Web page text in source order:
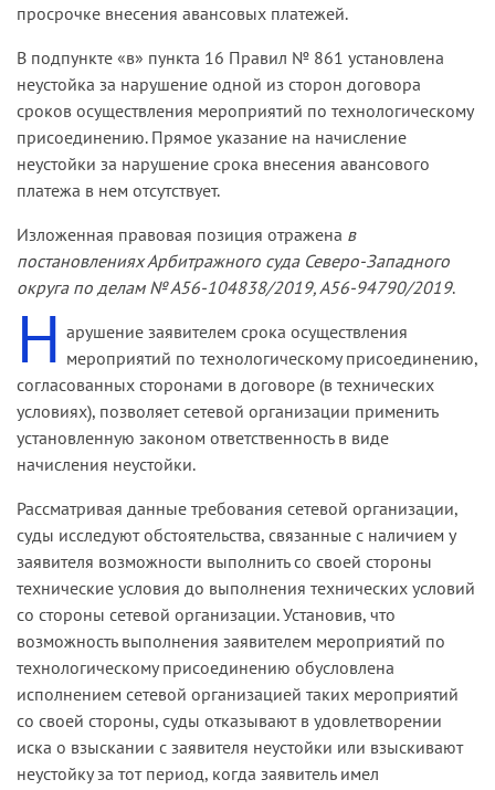
просрочке внесения авансовых платежей.
В подпункте «в» пункта 16 Правил № 861 установлена
неустойка за нарушение одной из сторон договора
сроков осуществления мероприятий по технологическому
присоединению. Прямое указание на начисление
неустойки за нарушение срока внесения авансового
платежа в нем отсутствует.
Изложенная правовая позиция отражена в
постановлениях Арбитражного суда Северо-Западного
округа по делам № А56-104838/2019, А56-94790/2019.
Н арушение заявителем срока осуществления
мероприятий по технологическому присоединению,
согласованных сторонами в договоре (в технических
условиях), позволяет сетевой организации применить
установленную законом ответственность в виде
начисления неустойки.
Рассматривая данные требования сетевой организации,
суды исследуют обстоятельства, связанные с наличием у
заявителя возможности выполнить со своей стороны
технические условия до выполнения технических условий
со стороны сетевой организации. Установив, что
возможность выполнения заявителем мероприятий по
технологическому присоединению обусловлена
исполнением сетевой организацией таких мероприятий
со своей стороны, суды отказывают в удовлетворении
иска о взыскании с заявителя неустойки или взыскивают
неустойку за тот период, когда заявитель имел